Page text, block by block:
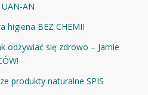
AN
higiena BEZ CHEMII
odżywiać się zdrowo – Jamie
produkty naturalne SPIS